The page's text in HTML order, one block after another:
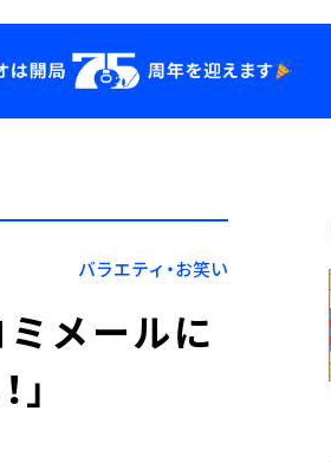
YouTube
会社情報
バラエティ・お笑い
メールに